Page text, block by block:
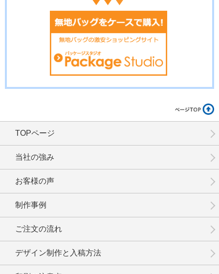
No.3-090 No.3-089
No.3-086
No.3-083
TOPページ
当社の強み
お客様の声
制作事例
ご注文の流れ
デザイン制作と入稿方法